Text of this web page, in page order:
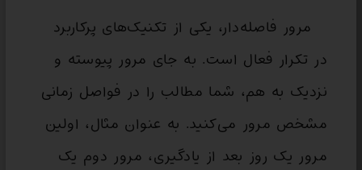
مرور فاصله‌دار، یکی از تکنیک‌های پرکاربرد
در تکرار فعال است. به جای مرور پیوسته و
نزدیک به هم، شما مطالب را در فواصل زمانی
مشخص مرور می‌کنید. به عنوان مثال، اولین
مرور یک روز بعد از یادگیری، مرور دوم یک